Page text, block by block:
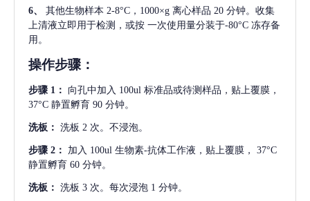
6、 其他生物样本 2-8°C，1000×g 离心样品 20 分钟。收集
上清液立即用于检测，或按 一次使用量分装于-80°C 冻存备
用。
操作步骤：
步骤 1： 向孔中加入 100ul 标准品或待测样品，贴上覆膜，
37°C 静置孵育 90 分钟。
洗板： 洗板 2 次。不浸泡。
步骤 2： 加入 100ul 生物素-抗体工作液，贴上覆膜， 37°C
静置孵育 60 分钟。
洗板： 洗板 3 次。每次浸泡 1 分钟。